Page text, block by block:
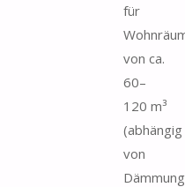
für
von ca.
60–
120 m³
(abhängig
von